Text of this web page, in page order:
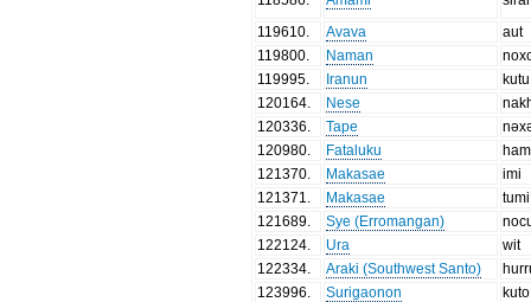
119610
Avava
aut
119800
Naman
119995
Iranun
kutu
120164
Nese
120336
Tape
120980
Fataluku
121370
Makasae
imi
121371
Makasae
tumi
121689
Sye (Erromangan)
122124
Ura
wit
122334
Araki (Southwest Santo)
123996
Surigaonon
kuto